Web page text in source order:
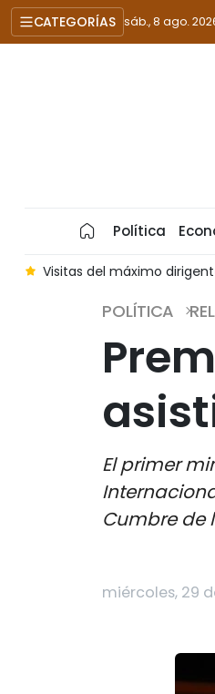
CATEGORÍAS sáb., 8 ago.
Política
del máximo dirigente
POLÍTICA
El primer
Cumbre de
miércoles, 29